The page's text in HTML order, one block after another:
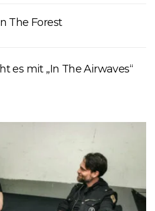
The Forest
es mit „In The Airwaves“